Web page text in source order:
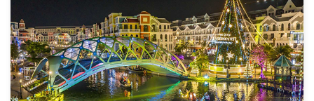
VJ【嗨翻富國】富國島四星超
值度假6日